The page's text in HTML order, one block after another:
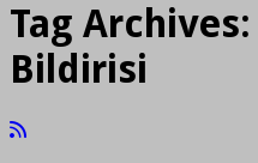
Tag Archives:
Bildirisi